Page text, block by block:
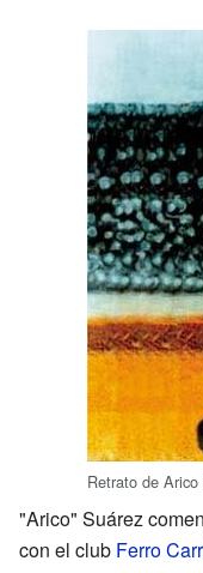
Retrato de
"Arico" Suárez
con el club Ferro